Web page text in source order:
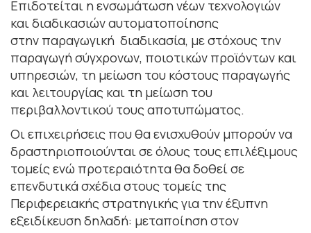
Επιδοτείται η ενσωμάτωση νέων τεχνολογιών
και διαδικασιών αυτοματοποίησης
στην παραγωγική διαδικασία, με στόχους την
παραγωγή σύγχρονων, ποιοτικών προϊόντων και
υπηρεσιών, τη μείωση του κόστους παραγωγής
και λειτουργίας και τη μείωση του
περιβαλλοντικού τους αποτυπώματος.
Οι επιχειρήσεις που θα ενισχυθούν μπορούν να
δραστηριοποιούνται σε όλους τους επιλέξιμους
τομείς ενώ προτεραιότητα θα δοθεί σε
επενδυτικά σχέδια στους τομείς της
Περιφερειακής στρατηγικής για την έξυπνη
εξειδίκευση δηλαδή: μεταποίηση στον